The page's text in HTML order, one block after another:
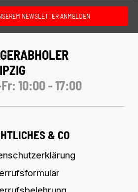
NEWSLETTER ANMELDEN
10:00 - 17:00
& CO